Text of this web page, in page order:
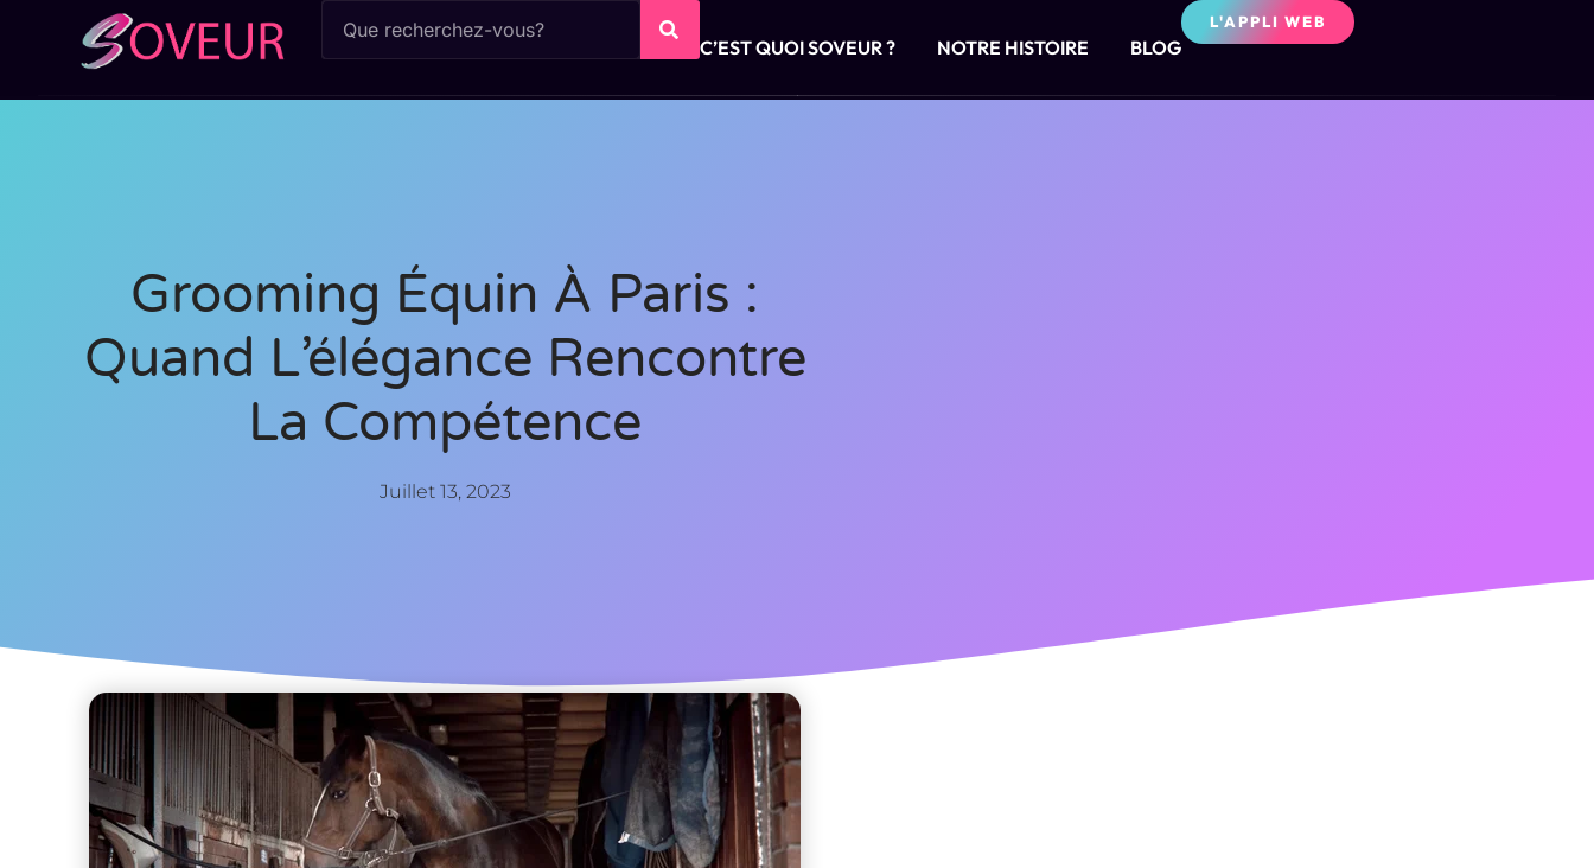
C’EST QUOI SOVEUR ? NOTRE HISTOIRE BLOG
L'APPLI WEB
Grooming Équin À Paris :
Quand L’élégance Rencontre
La Compétence
Juillet 13, 2023